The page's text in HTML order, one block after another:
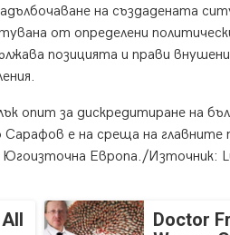
на създадената
от определени
позицията и прави
опит за дискредитиране на
е на среща на главните
Европа./Източник:
Doctor